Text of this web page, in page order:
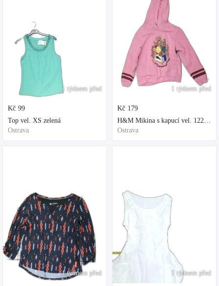
1 týdnem před
Kč 99
Top vel. XS zelená
Ostrava
1 týdnem před
1 týdnem před
Kč 179
H&M Mikina s kapucí vel. 122 fialová
Ostrava
1 týdnem před